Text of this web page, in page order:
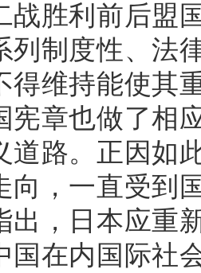
战胜利前后盟
列制度性、法
得维持能使其
宪章也做了相
道路。正因如
向，一直受到
出，日本应重
国在内国际社